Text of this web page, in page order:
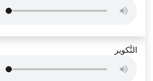
التَّكوير